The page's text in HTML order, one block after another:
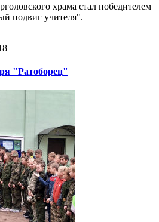
храма стал победителем
подвиг учителя".
"Ратоборец"